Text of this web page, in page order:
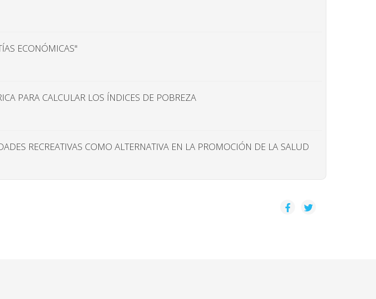
ECONÓMICAS"
PARA CALCULAR LOS ÍNDICES DE POBREZA
RECREATIVAS COMO ALTERNATIVA EN LA PROMOCIÓN DE LA SALUD